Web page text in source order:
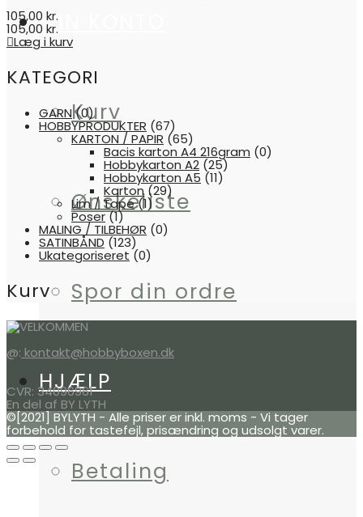
MIN KONTO
Kurv
Ønskeliste
Spor din ordre
HJÆLP
Betaling
105,00 kr.
105,00 kr.
Læg i kurv
KATEGORI
GARN (0)
HOBBYPRODUKTER (67)
KARTON / PAPIR (65)
Bacis karton A4 216gram (0)
Hobbykarton A2 (25)
Hobbykarton A5 (11)
Karton (29)
Lim / Tape(1)
Poser(1)
MALING / TILBEHØR (0)
SATINBÅND (123)
Ukategoriseret (0)
Kurv
@: kontakt@hobbyboxen.dk
CVR: 34096961
En del af BY LYTH
©[2021] BYLYTH - Alle priser er inkl. moms - Vi tager
forbehold for tastefejl, prisændring og udsolgt varer.